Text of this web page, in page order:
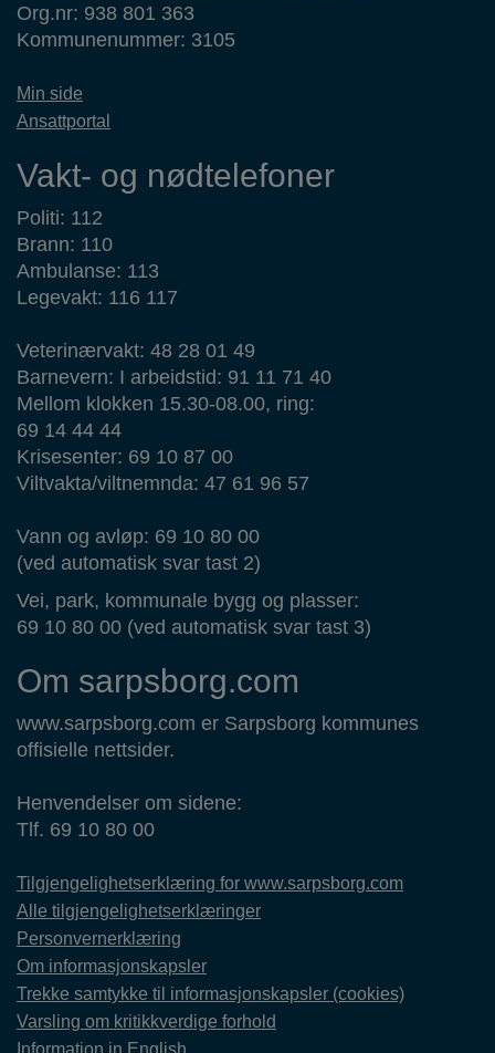
Org.nr: 938 801 363
Kommunenummer: 3105
Min side
Ansattportal
Vakt- og nødtelefoner
Politi: 112
Brann: 110
Ambulanse: 113
Legevakt: 116 117
Veterinærvakt: 48 28 01 49
Barnevern: I arbeidstid: 91 11 71 40
Mellom klokken 15.30-08.00, ring:
69 14 44 44
Krisesenter: 69 10 87 00
Viltvakta/viltnemnda: 47 61 96 57
Vann og avløp: 69 10 80 00
(ved automatisk svar tast 2)
Vei, park, kommunale bygg og plasser:
69 10 80 00 (ved automatisk svar tast 3)
Om sarpsborg.com
www.sarpsborg.com er Sarpsborg kommunes
offisielle nettsider.
Henvendelser om sidene:
Tlf. 69 10 80 00
Tilgjengelighetserklæring for www.sarpsborg.com
Alle tilgjengelighetserklæringer
Personvernerklæring
Om informasjonskapsler
Trekke samtykke til informasjonskapsler (cookies)
Varsling om kritikkverdige forhold
Information in English